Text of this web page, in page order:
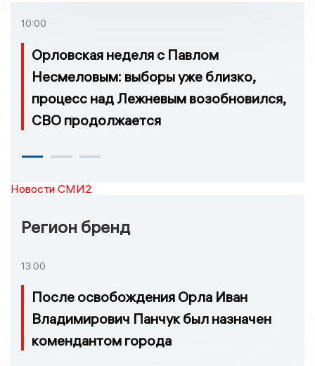
10:00
Орловская неделя с Павлом
Несмеловым: выборы уже близко,
процесс над Лежневым возобновился,
СВО продолжается
Новости СМИ2
Регион бренд
13:00
После освобождения Орла Иван
Владимирович Панчук был назначен
комендантом города